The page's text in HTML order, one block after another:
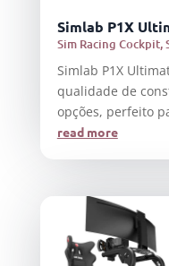
Simlab P1X
Sim Racing Cockpit,
Simlab P1X
qualidade de
opções, perfeito
read more